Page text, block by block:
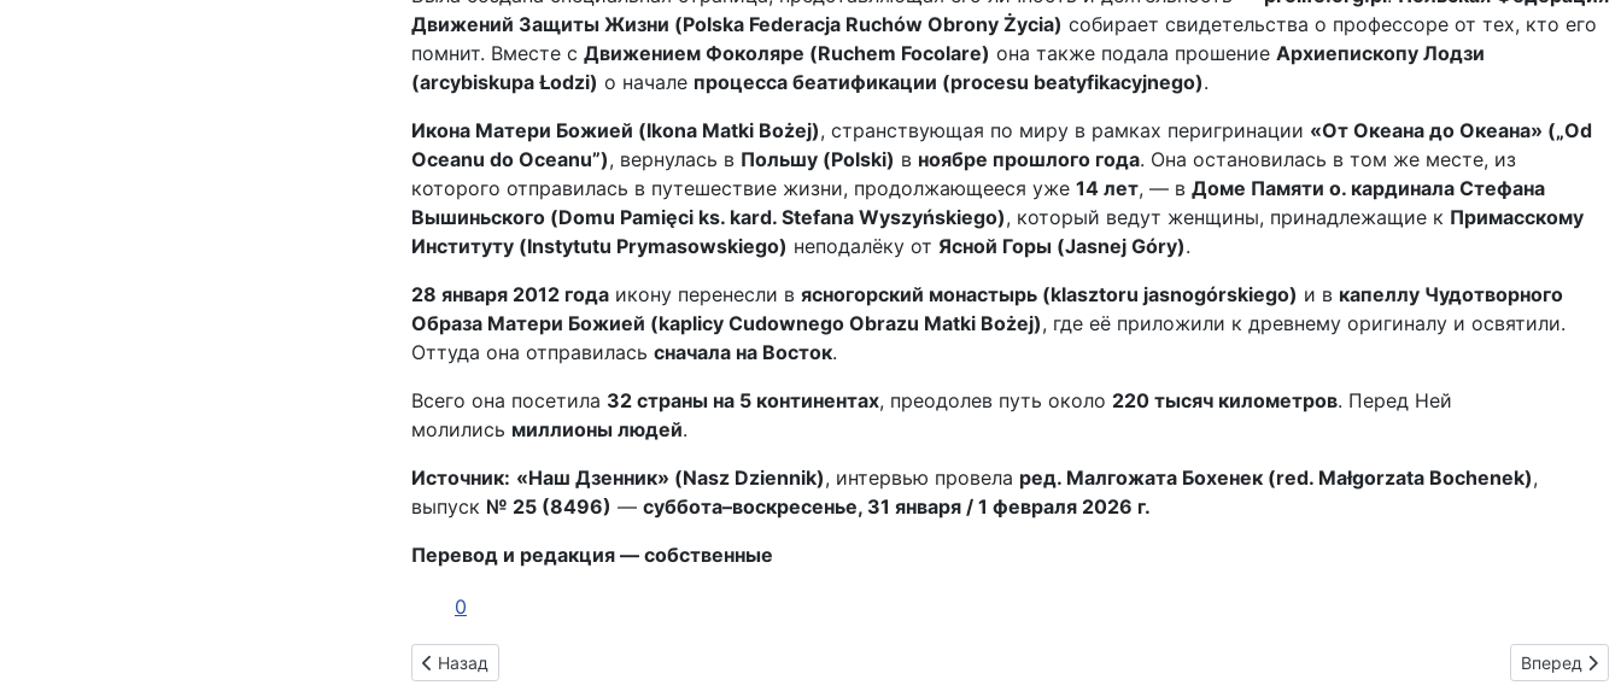
Движений Защиты Жизни (Polska Federacja Ruchów Obrony Życia) собирает свидетельства о профессоре от тех, кто его
помнит. Вместе с Движением Фоколяре (Ruchem Focolare) она также подала прошение Архиепископу Лодзи
(arcybiskupa Łodzi) о начале процесса беатификации (procesu beatyfikacyjnego).
Икона Матери Божией (Ikona Matki Bożej), странствующая по миру в рамках перигринации «От Океана до Океана» („Od
Oceanu do Oceanu”), вернулась в Польшу (Polski) в ноябре прошлого года. Она остановилась в том же месте, из
которого отправилась в путешествие жизни, продолжающееся уже 14 лет, — в Доме Памяти о. кардинала Стефана
Вышиньского (Domu Pamięci ks. kard. Stefana Wyszyńskiego), который ведут женщины, принадлежащие к Примасскому
Институту (Instytutu Prymasowskiego) неподалёку от Ясной Горы (Jasnej Góry).
28 января 2012 года икону перенесли в ясногорский монастырь (klasztoru jasnogórskiego) и в капеллу Чудотворного
Образа Матери Божией (kaplicy Cudownego Obrazu Matki Bożej), где её приложили к древнему оригиналу и освятили.
Оттуда она отправилась сначала на Восток.
Всего она посетила 32 страны на 5 континентах, преодолев путь около 220 тысяч километров. Перед Ней
молились миллионы людей.
Источник: «Наш Дзенник» (Nasz Dziennik), интервью провела ред. Малгожата Бохенек (red. Małgorzata Bochenek),
выпуск № 25 (8496) — суббота–воскресенье, 31 января / 1 февраля 2026 г.
Перевод и редакция — собственные
0
Предыдущий: Молитва розария в защиту жизни, которую совершали 15.02.2026 г.
Назад Вперед